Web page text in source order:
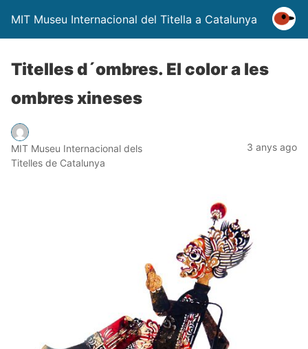
MIT Museu Internacional del Titella a Catalunya
Titelles d´ombres. El color a les
ombres xineses
MIT Museu Internacional dels
Titelles de Catalunya
3 anys ago